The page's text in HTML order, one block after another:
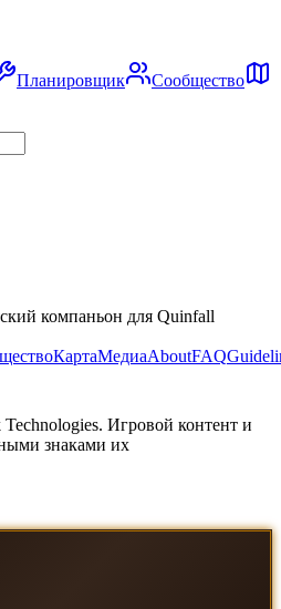
Планировщик
Сообщество
компаньон для Quinfall
КартаМедиаAboutFAQ
Игровой контент и
знаками их